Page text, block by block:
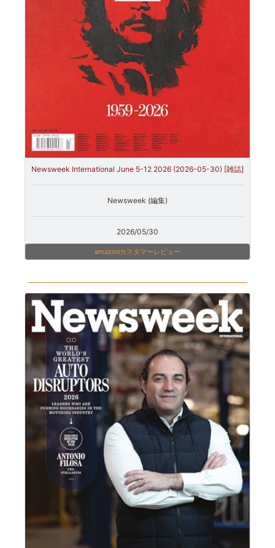
Newsweek International June 5-12 2026 (2026-05-30) [雑誌]
Newsweek (編集)
2026/05/30
amazonカスタマーレビュー